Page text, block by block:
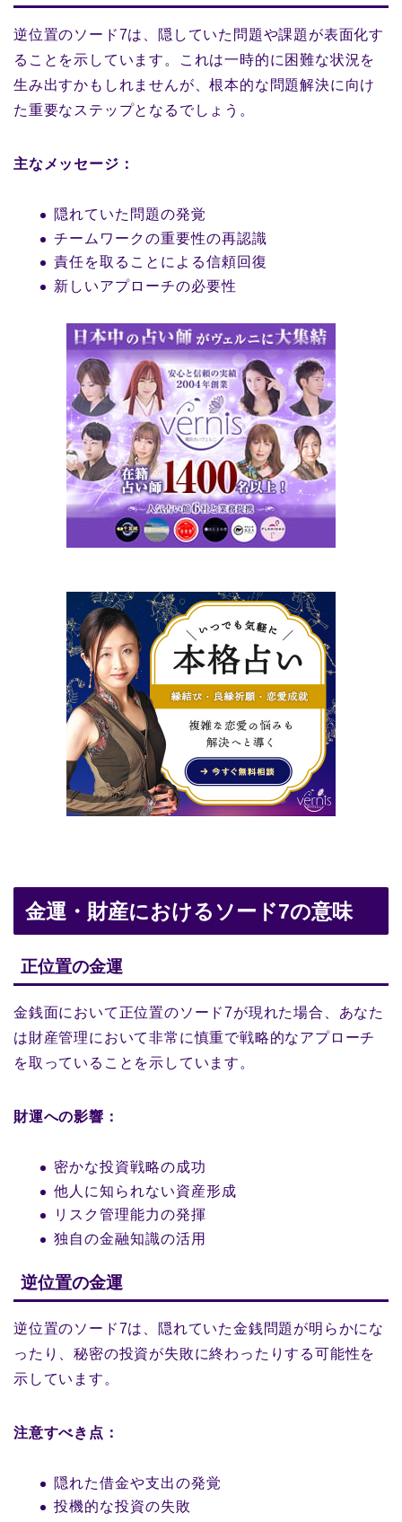
逆位置のソード7は、隠していた問題や課題が表面化す
ることを示しています。これは一時的に困難な状況を
生み出すかもしれませんが、根本的な問題解決に向け
た重要なステップとなるでしょう。
主なメッセージ：
隠れていた問題の発覚
チームワークの重要性の再認識
責任を取ることによる信頼回復
新しいアプローチの必要性
金運・財産におけるソード7の意味
正位置の金運
金銭面において正位置のソード7が現れた場合、あなた
は財産管理において非常に慎重で戦略的なアプローチ
を取っていることを示しています。
財運への影響：
密かな投資戦略の成功
他人に知られない資産形成
リスク管理能力の発揮
独自の金融知識の活用
逆位置の金運
逆位置のソード7は、隠れていた金銭問題が明らかにな
ったり、秘密の投資が失敗に終わったりする可能性を
示しています。
注意すべき点：
隠れた借金や支出の発覚
投機的な投資の失敗